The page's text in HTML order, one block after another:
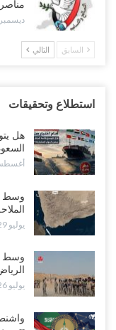
ديسمبر 3, 2021
السابق التالي
استطلاع وتحقيقات
هل
أغسطس 1,
وسط
يوليو 29, 2026
وسط
يوليو 26, 2026